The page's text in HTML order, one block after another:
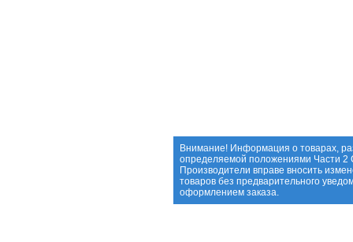
Внимание! Информация о товарах,
определяемой положениями Части 2
Производители вправе вносить
товаров без предварительного
оформлением заказа.